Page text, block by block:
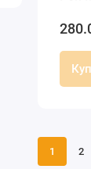
1 2